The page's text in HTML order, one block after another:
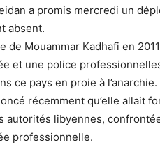
a promis mercredi un
absent.
de Mouammar Kadhafi en
et une police
ce pays en proie à l’anarchie.
récemment qu’elle allait
autorités libyennes,
professionnelle.